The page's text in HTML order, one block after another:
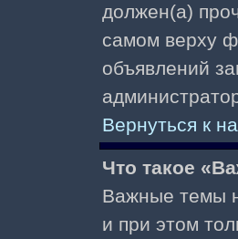
должен(а)
самом верху
объявлений
Вернуться к
Что такое
Важные темы
и при этом